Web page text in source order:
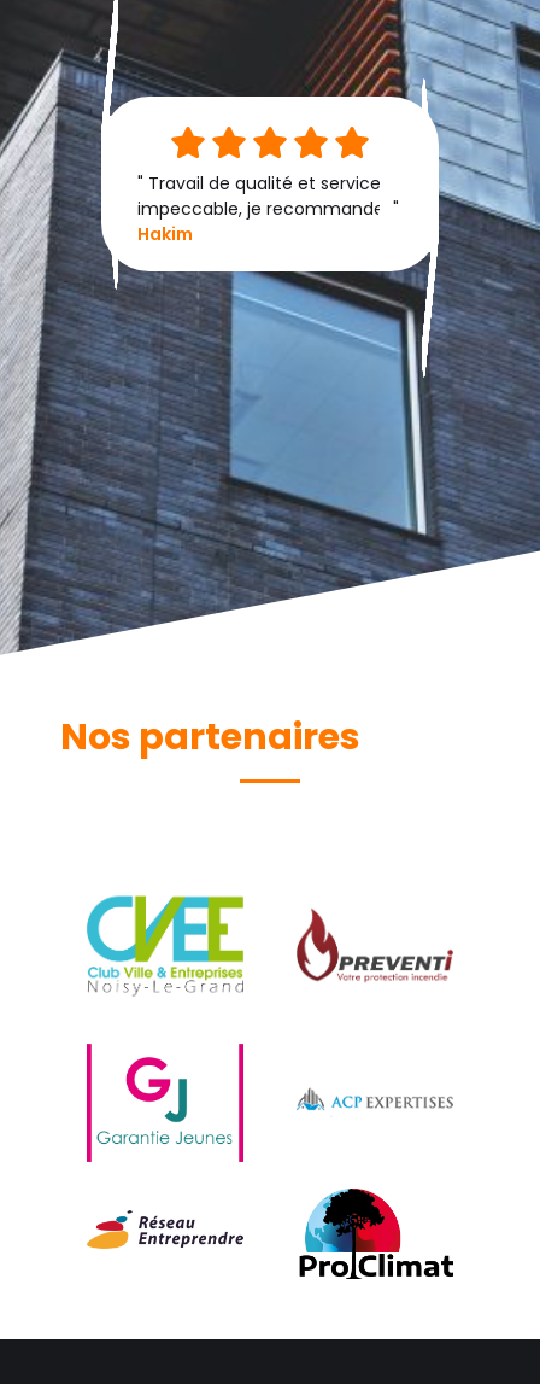
" Travail de qualité et service
impeccable, je recommande. "
Hakim
" Une
tiens a
ne pas
de
donc
qui
fait. "
Nos partenaires